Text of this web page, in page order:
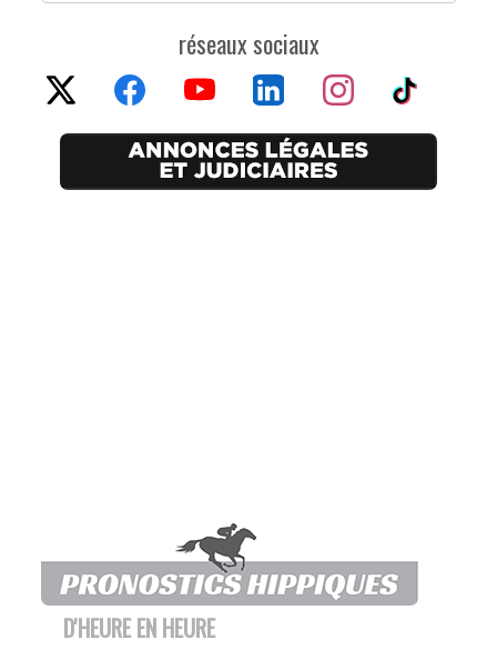
réseaux sociaux
D'HEURE EN HEURE